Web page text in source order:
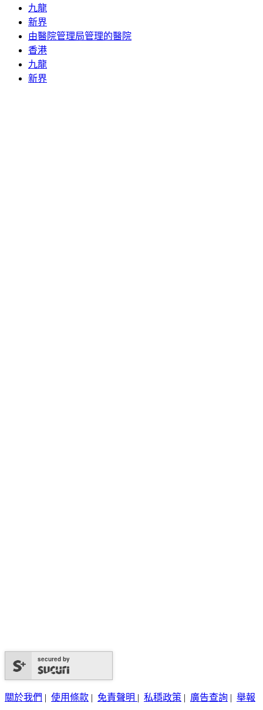
九龍
新界
由醫院管理局管理的醫院
香港
九龍
新界
secured by
關於我們 | 使用條款 | 免責聲明 | 私穩政策 | 廣告查詢 | 舉報